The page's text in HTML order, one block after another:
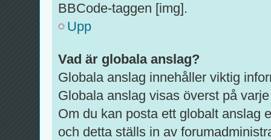
BBCode-taggen [img].
Upp
Vad är globala anslag?
Globala anslag innehåller viktig
Globala anslag visas överst på
Om du kan posta ett globalt anslag
och detta ställs in av